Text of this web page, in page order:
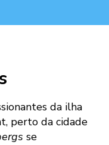
da ilha
perto da cidade
se